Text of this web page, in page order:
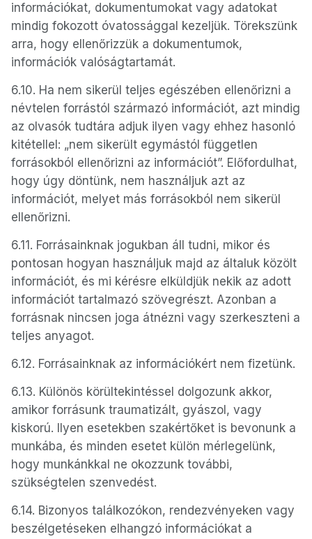
információkat, dokumentumokat vagy adatokat
mindig fokozott óvatossággal kezeljük. Törekszünk
arra, hogy ellenőrizzük a dokumentumok,
információk valóságtartamát.
6.10. Ha nem sikerül teljes egészében ellenőrizni a
névtelen forrástól származó információt, azt mindig
az olvasók tudtára adjuk ilyen vagy ehhez hasonló
kitétellel: „nem sikerült egymástól független
forrásokból ellenőrizni az információt”. Előfordulhat,
hogy úgy döntünk, nem használjuk azt az
információt, melyet más forrásokból nem sikerül
ellenőrizni.
6.11. Forrásainknak jogukban áll tudni, mikor és
pontosan hogyan használjuk majd az általuk közölt
információt, és mi kérésre elküldjük nekik az adott
információt tartalmazó szövegrészt. Azonban a
forrásnak nincsen joga átnézni vagy szerkeszteni a
teljes anyagot.
6.12. Forrásainknak az információkért nem fizetünk.
6.13. Különös körültekintéssel dolgozunk akkor,
amikor forrásunk traumatizált, gyászol, vagy
kiskorú. Ilyen esetekben szakértőket is bevonunk a
munkába, és minden esetet külön mérlegelünk,
hogy munkánkkal ne okozzunk további,
szükségtelen szenvedést.
6.14. Bizonyos találkozókon, rendezvényeken vagy
beszélgetéseken elhangzó információkat a